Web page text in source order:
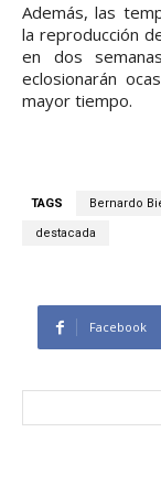
Además, las
la reproducción
en dos
eclosionarán
mayor tiempo.
TAGS Bernardo
destacada
Facebook